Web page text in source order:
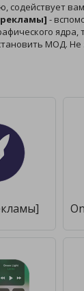
содействует
-
МОД.